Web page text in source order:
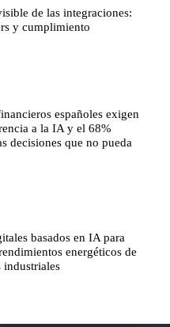
de las integraciones:
y cumplimiento
españoles exigen
a la IA y el 68%
decisiones que no pueda
basados en IA para
energéticos de
industriales